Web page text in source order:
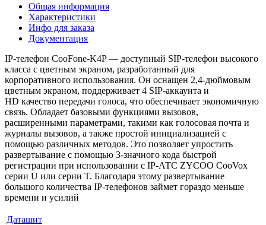
Общая информация
Характеристики
Инфо для заказа
Документация
IP-телефон CooFone-K4P — доступный SIP-телефон высокого
класса с цветным экраном, разработанный для
корпоративного использования. Он оснащен 2,4-дюймовым
цветным экраном, поддерживает 4 SIP-аккаунта и
HD качество передачи голоса, что обеспечивает экономичную
связь. Обладает базовыми функциями вызовов,
расширенными параметрами, такими как голосовая почта и
журналы вызовов, а также простой инициализацией с
помощью различных методов. Это позволяет упростить
развертывание с помощью 3-значного кода быстрой
регистрации при использовании с IP-АТС ZYCOO CooVox
серии U или серии T. Благодаря этому развертывание
большого количества IP-телефонов займет гораздо меньше
времени и усилий
Даташит